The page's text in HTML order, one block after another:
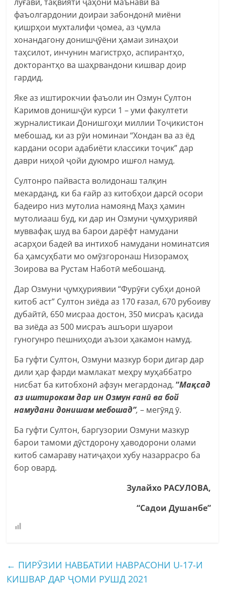
фаъолгардонии доираи забондонӣ миёни
қишрҳои мухталифи ҷомеа, аз ҷумла
хонандагону донишҷӯёни ҳамаи зинаҳои
таҳсилот, инчунин магистрҳо, аспирантҳо,
докторантҳо ва шаҳрвандони кишвар доир
гардид.
Яке аз иштирокчии фаъоли ин Озмун Султон
Каримов донишҷӯи курси 1 – уми факултети
журналистикаи Донишгоҳи миллии Тоҷикистон
мебошад, ки аз рӯи номинаи “Хондан ва аз ёд
кардани осори адабиёти классики тоҷик” дар
даври ниҳоӣ ҷойи дуюмро ишғол намуд.
Султонро пайваста волидонаш талқин
мекарданд, ки ба ғайр аз китобҳои дарсӣ осори
бадеиро низ мутолиа намоянд Маҳз ҳамин
мутолиааш буд, ки дар ин Озмуни ҷумҳуриявӣ
муввафақ шуд ва барои дарёфт намудани
асарҳои бадеӣ ва интихоб намудани номинатсия
ба ҳамсуҳбати мо омӯзгоронаш Низорамоҳ
Зоирова ва Рустам Наботӣ мебошанд.
Дар Озмуни ҷумҳуриявии “Фурӯғи субҳи доноӣ
китоб аст” Султон зиёда аз 170 ғазал, 670 рубоиву
дубайтӣ, 650 мисраа достон, 350 мисраъ қасида
ва зиёда аз 500 мисраъ ашъори шуарои
гуногунро пешниҳоди аъзои ҳакамон намуд.
Ба гуфти Султон, Озмуни мазкур бори дигар дар
дили ҳар фарди мамлакат меҳру муҳаббатро
нисбат ба китобхонӣ афзун мегардонад.“Мақсад
аз иштирокам дар ин Озмун ғанӣ ва бой
намудани донишам мебошад”,– мегӯяд ӯ.
Ба гуфти Султон, баргузории Озмуни мазкур
барои тамоми дӯстдорону ҳаводорони олами
китоб самараву натиҷаҳои хубу назаррасро ба
бор овард.
Зулайхо РАСУЛОВА,
“Садои Душанбе”
← ПИРӮЗИИ НАВБАТИИ НАВРАСОНИ U-17-И
КИШВАР ДАР ҶОМИ РУШД 2021